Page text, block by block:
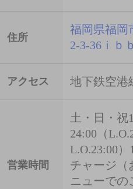
住所
福岡県福岡
2-3-36ｉｂ
アクセス 地下鉄空港
営業時間
土・日・祝
24:00（
L.O.23:00
チャージ
ニューでの